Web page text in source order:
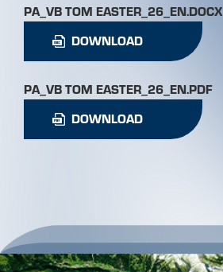
PA_VB TOM EASTER_26_EN.DOCX
DOWNLOAD
PA_VB TOM EASTER_26_EN.PDF
DOWNLOAD